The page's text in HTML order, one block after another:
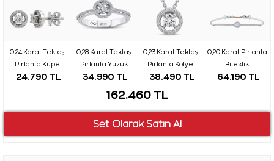
0,24 Karat Tektaş
Pırlanta Küpe
24.790 TL
0,28 Karat Tektaş
Pırlanta Yüzük
34.990 TL
0,23 Karat Tektaş
Pırlanta Kolye
38.490 TL
0,20 Karat Pırlanta
Bileklik
64.190 TL
162.460 TL